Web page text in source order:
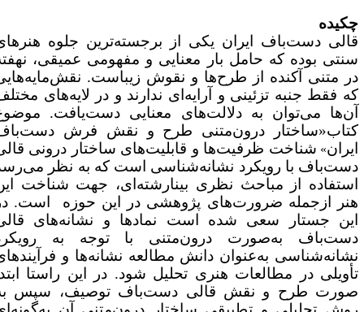
دست‌باف ایران یکی از برجسته‌ترین جلوه هنرهای
بوده که حامل بار معنایی و مفهومی عمیقی، نهفته
متنی آکنده از طرح‌ها و نقوش زیباست. نقش‌مایه‌هایی
فقط جنبه تزئینی و آرایه‌ای ندارند و در لایه‌های مختلف
می‌توان به دلالت‌های معنایی دست‌یافت. موضوع
«ساختار درون‌متنی طرح و نقش فرش دست‌باف
» شناخت ظرفیت‌ها و قابلیت‌های ساختار درونی قالی
با رویکرد نشانه‌شناسی است که به نظر می‌رسد
از مباحث نظری بینارشته‌ای، جهت شناخت این
ازجمله ضرورت‌های پژوهشی در این حوزه است. در
جستار سعی شده است نمادها و نشانه‌های قالی
به‌صورت درون‌متنی با توجه به رویکرد
به‌عنوان دانش مطالعه نشانه‌ها و فرآیندهای
در مطالعات هنری تحلیل شود. در این راستا ابتدا
طرح و نقش قالی دست‌باف توصیف، سپس به